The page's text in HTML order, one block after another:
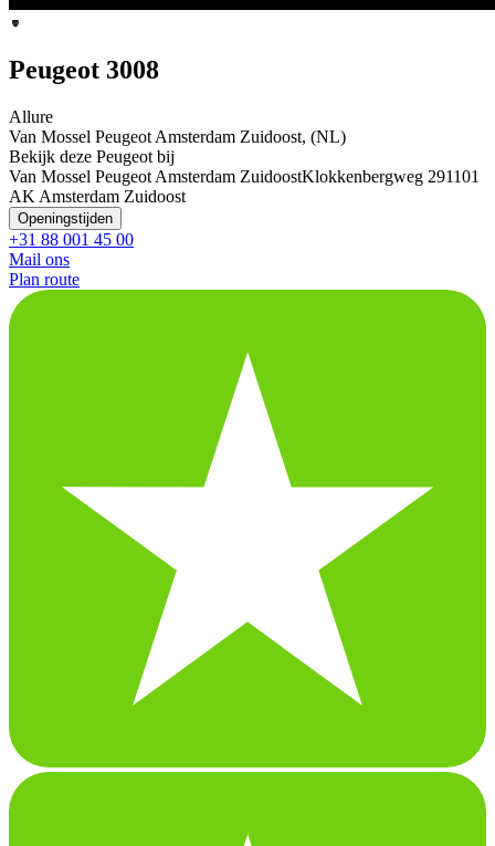
Peugeot 3008
Allure
Van Mossel Peugeot Amsterdam Zuidoost, (NL)
Bekijk deze Peugeot bij
Van Mossel Peugeot Amsterdam ZuidoostKlokkenbergweg 291101
AK Amsterdam Zuidoost
Openingstijden
+31 88 001 45 00
Mail ons
Plan route